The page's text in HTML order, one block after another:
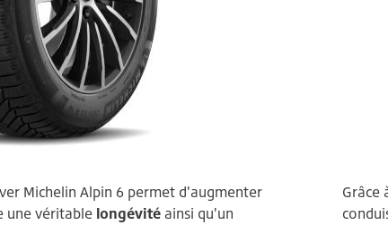
Michelin Alpin 6 permet d'augmenter
une véritable longévité ainsi qu'un
Grâce